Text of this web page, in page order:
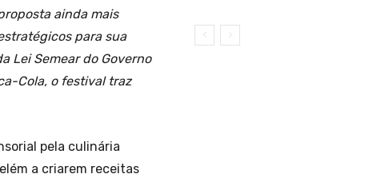
ainda mais
para sua
Lei Semear do Governo
Cola, o festival traz
pela culinária
a criarem receitas